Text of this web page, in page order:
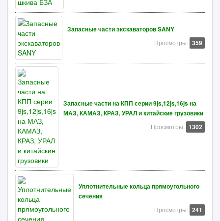
Запасные части экскаваторов SANY
Просмотры: 359
Запасные части на КПП серии 9js,12js,16js на
МАЗ, КАМАЗ, КРАЗ, УРАЛ и китайские грузовики
Просмотры: 1302
Уплотнительные кольца прямоугольного
сечения
Просмотры: 241